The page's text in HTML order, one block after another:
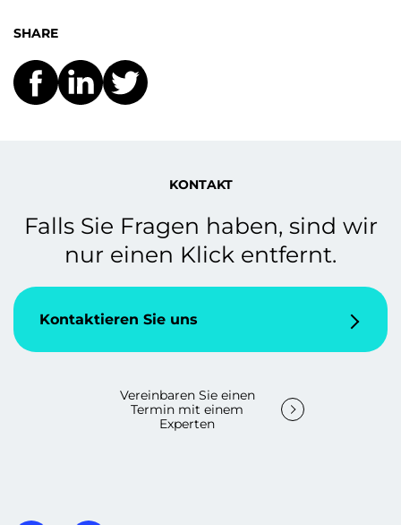
SHARE
KONTAKT
Falls Sie Fragen haben, sind wir
nur einen Klick entfernt.
Kontaktieren Sie uns
Vereinbaren Sie einen
Termin mit einem
Experten